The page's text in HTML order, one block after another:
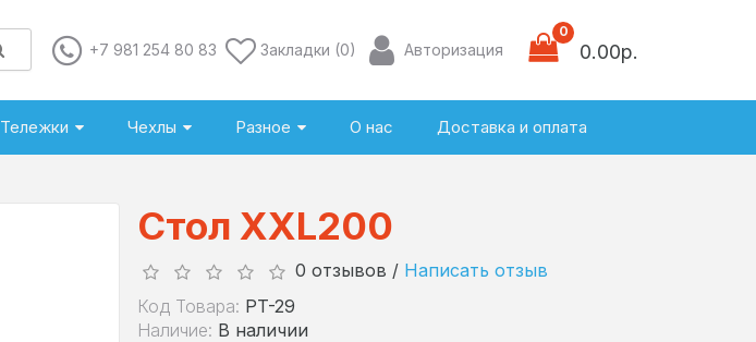
+7 981 254 80 83 Закладки (0) Авторизация
0
0.00р.
Тележки Чехлы Разное О нас Доставка и оплата
Стол XXL200
0 отзывов / Написать отзыв
Код Товара: PT-29
Наличие: В наличии